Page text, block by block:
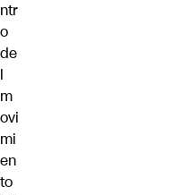
ntr
o
de
l
m
ovi
mi
en
to